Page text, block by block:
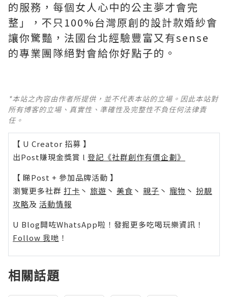
的服務，每個女人心中的公主夢才會完
整」，不只100%台灣原創的設計款婚紗會
讓你驚豔，法國台北經驗豐富又有sense
的專業團隊絕對會給你好點子的。
*本站之內容由作者所提供，並不代表本站的立場。因此本站對
所有博客的立場、真實性、準確性及完整性不負任何法律責
任。
【 U Creator 招募 】
出Post賺現金獎賞 l 登記《社群創作有價企劃》
【 睇Post + 參加品牌活動 】
瀏覽更多社群 打卡 丶 旅遊 丶 美食 丶 親子 丶 寵物 丶 扮靚
攻略及 活動情報
U Blog開咗WhatsApp啦！發掘更多吃喝玩樂資訊！
Follow 我哋 ！
相關話題